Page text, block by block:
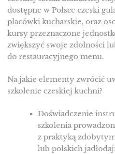
dostępne w Polsce czeski
placówki kucharskie, oraz
kursy przeznaczone
zwiększyć swoje zdolności
do restauracyjnego menu.
Na jakie elementy zwrócić
szkolenie czeskiej kuchni?
Doświadczenie
szkolenia
z praktyką
lub polskich